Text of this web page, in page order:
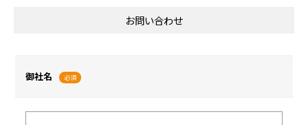
お問い合わせ
御社名 必須